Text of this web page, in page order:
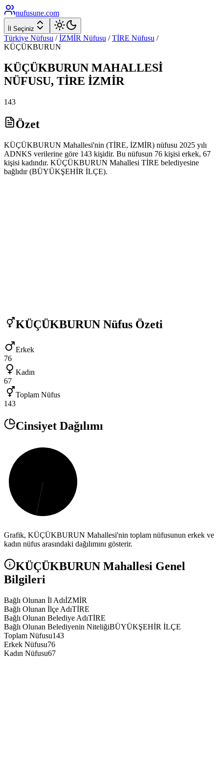
nufusune.com
İl Seçiniz
Türkiye Nüfusu / İZMİR Nüfusu / TİRE Nüfusu /
KÜÇÜKBURUN
KÜÇÜKBURUN MAHALLESİ
NÜFUSU, TİRE İZMİR
143
Özet
KÜÇÜKBURUN Mahallesi'nin (TİRE, İZMİR) nüfusu 2025 yılı
ADNKS verilerine göre 143 kişidir. Bu nüfusun 76 kişisi erkek, 67
kişisi kadındır. KÜÇÜKBURUN Mahallesi TİRE belediyesine
bağlıdır (BÜYÜKŞEHİR İLÇE).
KÜÇÜKBURUN Nüfus Özeti
Erkek
76
Kadın
67
Toplam Nüfus
143
Cinsiyet Dağılımı
Grafik, KÜÇÜKBURUN Mahallesi'nin toplam nüfusunun erkek ve
kadın nüfus arasındaki dağılımını gösterir.
KÜÇÜKBURUN Mahallesi Genel
Bilgileri
Bağlı Olunan İl AdıİZMİR
Bağlı Olunan İlçe AdıTİRE
Bağlı Olunan Belediye AdıTİRE
Bağlı Olunan Belediyenin NiteliğiBÜYÜKŞEHİR İLÇE
Toplam Nüfusu143
Erkek Nüfusu76
Kadın Nüfusu67